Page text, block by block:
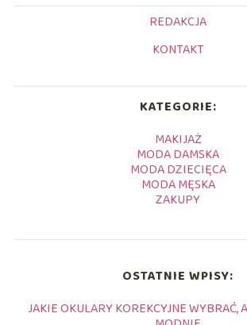
REDAKCJA
KONTAKT
KATEGORIE:
MAKIJAŻ
MODA DAMSKA
MODA DZIECIĘCA
MODA MĘSKA
ZAKUPY
OSTATNIE WPISY:
JAKIE OKULARY KOREKCYJNE WYBRAĆ,